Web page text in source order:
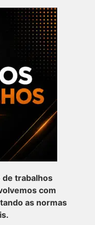
de trabalhos
com
as normas